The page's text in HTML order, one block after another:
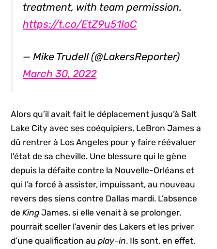
treatment, with team permission.
https://t.co/EtZ9u51IoC
— Mike Trudell (@LakersReporter)
March 30, 2022
Alors qu’il avait fait le déplacement jusqu’à Salt
Lake City avec ses coéquipiers, LeBron James a
dû rentrer à Los Angeles pour y faire réévaluer
l’état de sa cheville. Une blessure qui le gène
depuis la défaite contre la Nouvelle-Orléans et
qui l’a forcé à assister, impuissant, au nouveau
revers des siens contre Dallas mardi. L’absence
deKingJames, si elle venait à se prolonger,
pourrait sceller l’avenir des Lakers et les priver
d’une qualification auplay-in. Ils sont, en effet,